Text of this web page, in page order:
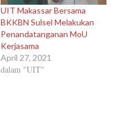
UIT Makassar Bersama
BKKBN Sulsel Melakukan
Penandatanganan MoU
Kerjasama
April 27, 2021
dalam "UIT"